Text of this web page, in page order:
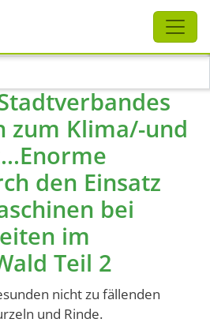
zum Klima/-und
den Einsatz
bei
im
Teil 2
nicht zu fällenden
und Rinde.
Schliessen